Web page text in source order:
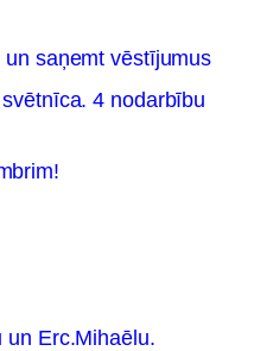
saņemt vēstījumus
4 nodarbību
un Erc.Mihaēlu.